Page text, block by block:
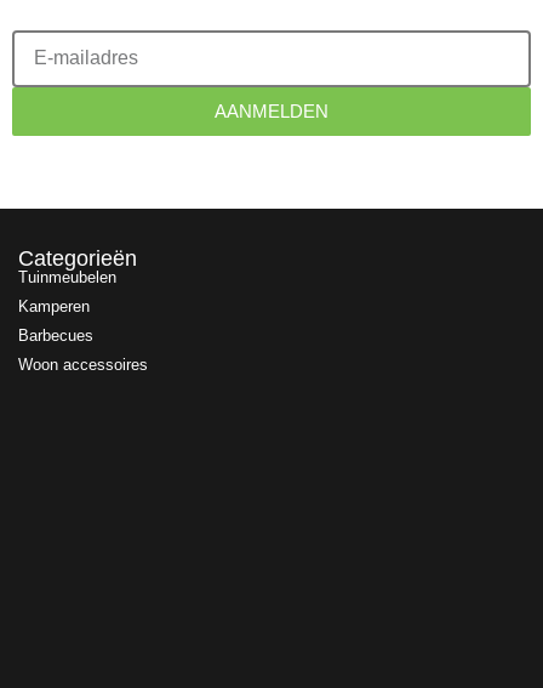
AANMELDEN
Categorieën
Tuinmeubelen
Kamperen
Barbecues
Woon accessoires